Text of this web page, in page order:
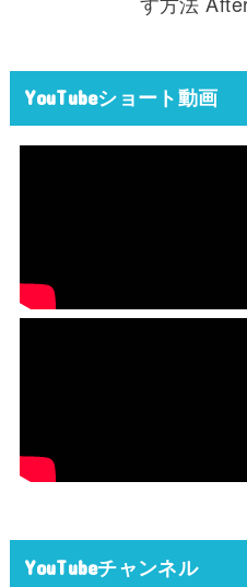
YouTubeショート動画
YouTubeチャンネル